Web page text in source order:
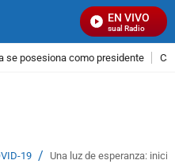
EN VIVO
Señal Visual Radio
se posesiona como presidente
19 / Una luz de esperanza: